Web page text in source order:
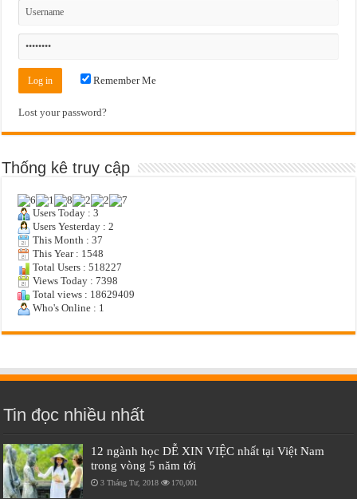
Remember Me
Lost your password?
Thống kê truy cập
Users Today : 3
Users Yesterday : 2
This Month : 37
This Year : 1548
Total Users : 518227
Views Today : 7398
Total views : 18629409
Who's Online : 1
Tin đọc nhiều nhất
12 ngành học DỄ XIN VIỆC nhất tại Việt Nam
trong vòng 5 năm tới
3 Tháng Tư, 2018 170,001